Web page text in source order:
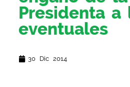
Presidenta a
eventuales
30 Dic 2014